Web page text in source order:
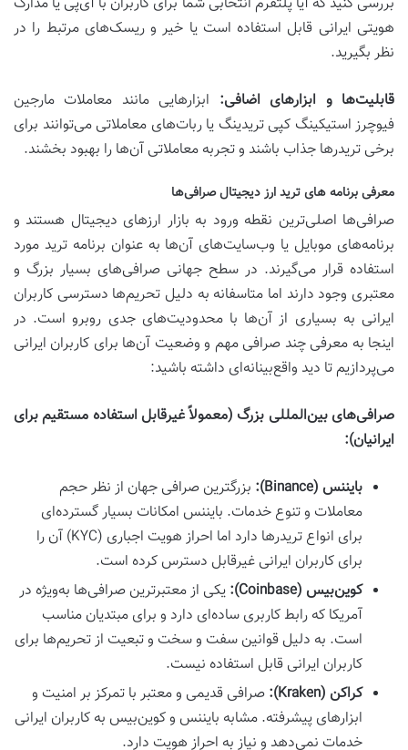
هویتی ایرانی قابل استفاده است یا خیر و ریسک‌های مرتبط را در
نظر بگیرید.
قابلیت‌ها و ابزارهای اضافی: ابزارهایی مانند معاملات مارجین
فیوچرز استیکینگ کپی تریدینگ یا ربات‌های معاملاتی می‌توانند برای
برخی تریدرها جذاب باشند و تجربه معاملاتی آن‌ها را بهبود بخشند.
معرفی برنامه های ترید ارز دیجیتال صرافی‌ها
صرافی‌ها اصلی‌ترین نقطه ورود به بازار ارزهای دیجیتال هستند و
برنامه‌های موبایل یا وب‌سایت‌های آن‌ها به عنوان برنامه ترید مورد
استفاده قرار می‌گیرند. در سطح جهانی صرافی‌های بسیار بزرگ و
معتبری وجود دارند اما متاسفانه به دلیل تحریم‌ها دسترسی کاربران
ایرانی به بسیاری از آن‌ها با محدودیت‌های جدی روبرو است. در
اینجا به معرفی چند صرافی مهم و وضعیت آن‌ها برای کاربران ایرانی
می‌پردازیم تا دید واقع‌بینانه‌ای داشته باشید:
صرافی‌های بین‌المللی بزرگ (معمولاً غیرقابل استفاده مستقیم برای
ایرانیان):
بایننس (Binance):
بزرگترین صرافی جهان از نظر حجم
معاملات و تنوع خدمات. بایننس امکانات بسیار گسترده‌ای
برای انواع تریدرها دارد اما احراز هویت اجباری (KYC) آن را
برای کاربران ایرانی غیرقابل دسترس کرده است.
کوین‌بیس (Coinbase):
یکی از معتبرترین صرافی‌ها به‌ویژه در
آمریکا که رابط کاربری ساده‌ای دارد و برای مبتدیان مناسب
است. به دلیل قوانین سفت و سخت و تبعیت از تحریم‌ها برای
کاربران ایرانی قابل استفاده نیست.
کراکن (Kraken):
صرافی قدیمی و معتبر با تمرکز بر امنیت و
ابزارهای پیشرفته. مشابه بایننس و کوین‌بیس به کاربران ایرانی
خدمات نمی‌دهد و نیاز به احراز هویت دارد.